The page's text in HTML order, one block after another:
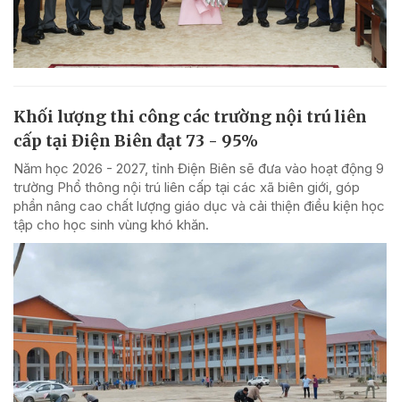
Khối lượng thi công các trường nội trú liên
cấp tại Điện Biên đạt 73 - 95%
Năm học 2026 - 2027, tỉnh Điện Biên sẽ đưa vào hoạt động 9
trường Phổ thông nội trú liên cấp tại các xã biên giới, góp
phần nâng cao chất lượng giáo dục và cải thiện điều kiện học
tập cho học sinh vùng khó khăn.